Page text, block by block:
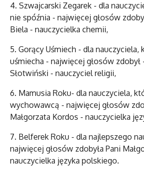
4. Szwajcarski Zegarek - dla
nie spóźnia - najwięcej głosów
Biela - nauczycielka chemii,
5. Gorący Uśmiech - dla nauczyciela,
uśmiecha - najwięcej głosów zdobył
Słotwiński - nauczyciel religii,
6. Mamusia Roku- dla nauczyciela,
wychowawcą - najwięcej głosów
Małgorzata Kordos - nauczycielka
7. Belferek Roku - dla najlepszego
najwięcej głosów zdobyła Pani
nauczycielka języka polskiego.